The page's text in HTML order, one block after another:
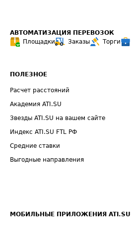
АВТОМАТИЗАЦИЯ ПЕРЕВОЗОК
Площадки
Заказы Торги
ПОЛЕЗНОЕ
Расчет расстояний
Академия ATI.SU
Звезды ATI.SU на вашем сайте
Индекс ATI.SU FTL РФ
Средние ставки
Выгодные направления
МОБИЛЬНЫЕ ПРИЛОЖЕНИЯ ATI.SU